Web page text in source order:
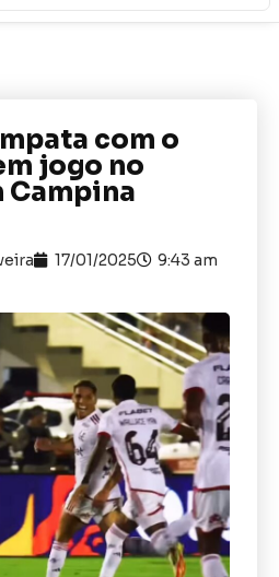
com o
jogo no
Campina
17/01/2025 9:43 am